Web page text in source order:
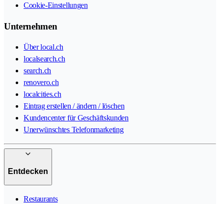
Cookie-Einstellungen
Unternehmen
Über local.ch
localsearch.ch
search.ch
renovero.ch
localcities.ch
Eintrag erstellen / ändern / löschen
Kundencenter für Geschäftskunden
Unerwünschtes Telefonmarketing
Entdecken
Restaurants